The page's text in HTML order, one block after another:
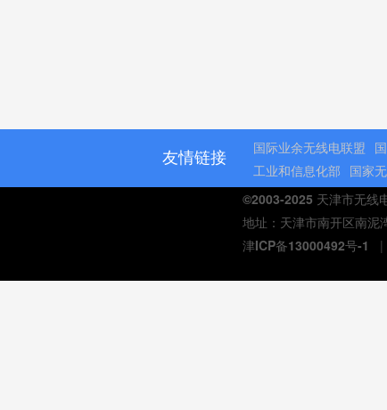
友情链接 国际业余无线电联盟
工业和信息化部 国家
©2003-2025 天津市无线
地址：天津市南开区南
津ICP备13000492号-1 |